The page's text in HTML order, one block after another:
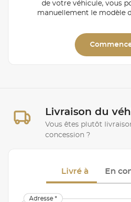
de votre véhicule, vous
manuellement le modèle
Livraison du
Vous êtes plutôt
concession ?
Livré à En
Adresse *